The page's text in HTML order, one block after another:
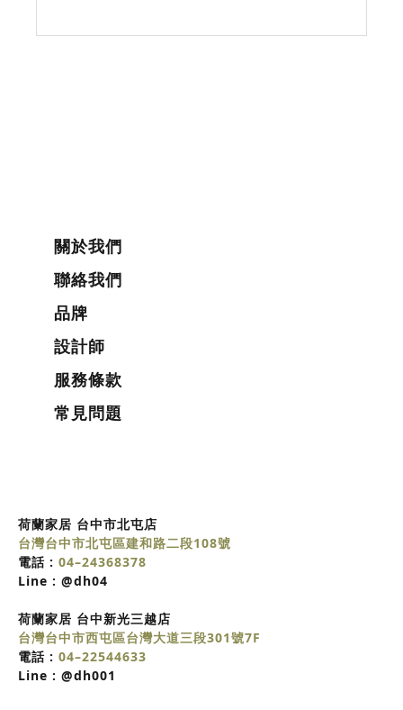
關於我們
聯絡我們
品牌
設計師
服務條款
常見問題
荷蘭家居 台中市北屯店
台灣台中市北屯區建和路二段108號
電話 : 04–24368378
Line : @dh04
荷蘭家居 台中新光三越店
台灣台中市西屯區台灣大道三段301號7F
電話 : 04–22544633
Line : @dh001